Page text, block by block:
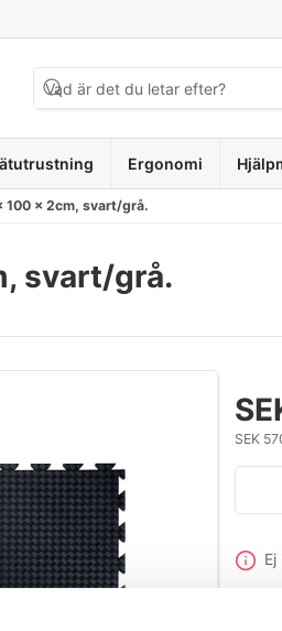
Ergonomi
100 x 2cm, svart/grå.
svart/grå.
SEK